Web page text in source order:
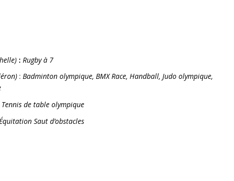
: Rugby à 7
:Badminton olympique, BMX Race, Handball, Judo olympique,
Tennis de table olympique
Saut d’obstacles